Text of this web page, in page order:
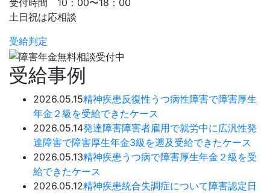
受付時間 10：00〜18：00
土日祝は応相談
受給判定
受給事例
2026.05.15精神疾患 反復性うつ病性障害で障害厚生
年金２級を受給できたケース
2026.05.14発達障害障害者雇用で就労中に広汎性発
達障害で障害厚生年金3級を遡及受給できたケース
2026.05.13精神疾患 うつ病で障害厚生年金２級を受
給できたケース
2026.05.12精神疾患統合失調症について障害認定日